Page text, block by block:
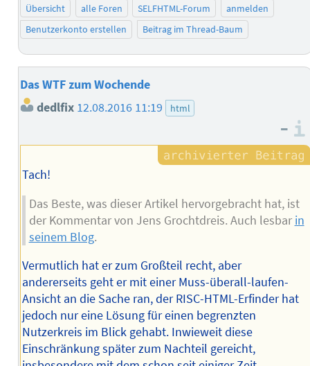
Übersicht alle Foren SELFHTML-Forum
anmelden
Benutzerkonto erstellen
Beitrag im Thread-Baum
Das WTF zum Wochende
dedlfix 12.08.2016 11:19 html
–
Tach!
Das Beste, was dieser Artikel hervorgebracht hat, ist
der Kommentar von Jens Grochtdreis. Auch lesbar in
seinem Blog.
Vermutlich hat er zum Großteil recht, aber
andererseits geht er mit einer Muss-überall-laufen-
Ansicht an die Sache ran, der RISC-HTML-Erfinder hat
jedoch nur eine Lösung für einen begrenzten
Nutzerkreis im Blick gehabt. Inwieweit diese
Einschränkung später zum Nachteil gereicht,